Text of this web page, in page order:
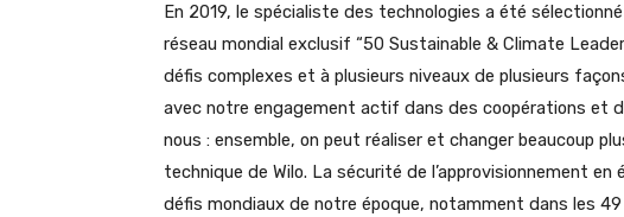
En 2019, le spécialiste des technologies a été
réseau mondial exclusif “50 Sustainable & Climate
défis complexes et à plusieurs niveaux de plusieurs
avec notre engagement actif dans des coopérations et
nous : ensemble, on peut réaliser et changer beaucoup
technique de Wilo. La sécurité de l’approvisionnement
défis mondiaux de notre époque, notamment dans les 49